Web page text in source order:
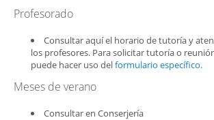
Profesorado
Consultar aquí el horario de tutoría y
los profesores. Para solicitar tutoría o
puede hacer uso delformulario específico.
Meses de verano
Consultar en Conserjería